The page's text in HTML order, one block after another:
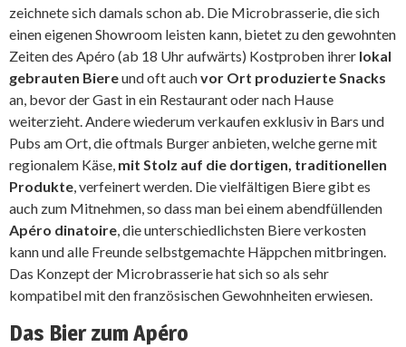
zeichnete sich damals schon ab. Die Microbrasserie, die sich
einen eigenen Showroom leisten kann, bietet zu den gewohnten
Zeiten des Apéro (ab 18 Uhr aufwärts) Kostproben ihrer lokal
gebrauten Biereund oft auchvor Ort produzierte Snacks
an, bevor der Gast in ein Restaurant oder nach Hause
weiterzieht. Andere wiederum verkaufen exklusiv in Bars und
Pubs am Ort, die oftmals Burger anbieten, welche gerne mit
regionalem Käse, mit Stolz auf die dortigen, traditionellen
Produkte , verfeinert werden. Die vielfältigen Biere gibt es
auch zum Mitnehmen, so dass man bei einem abendfüllenden
Apéro dinatoire , die unterschiedlichsten Biere verkosten
kann und alle Freunde selbstgemachte Häppchen mitbringen.
Das Konzept der Microbrasserie hat sich so als sehr
kompatibel mit den französischen Gewohnheiten erwiesen.
Das Bier zum Apéro